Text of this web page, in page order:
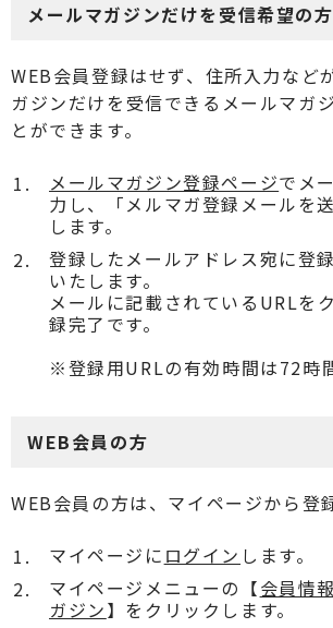
メールマガジンだけを受信希望の方
WEB会員登録はせず、住所入力など
ガジンだけを受信できるメールマガ
とができます。
メールマガジン登録ページでメ
力し、「メルマガ登録メールを
します。
登録したメールアドレス宛に登
いたします。
メールに記載されているURLを
録完了です。
※登録用URLの有効時間は72時間
WEB会員の方
WEB会員の方は、マイページから登
マイページに ログイン します。
マイページメニューの【会員情
ガジン】をクリックします。